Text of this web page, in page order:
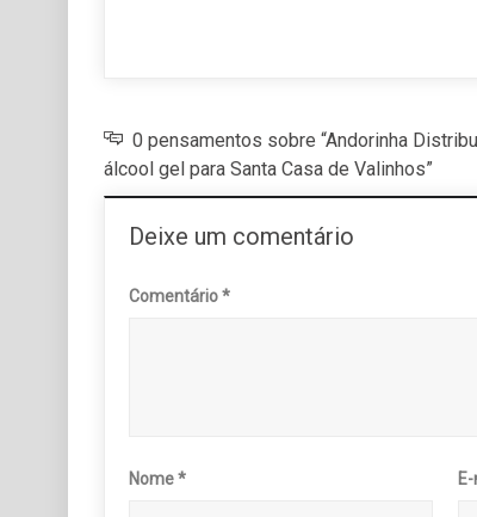
0 pensamentos sobre “Andorinha
álcool gel para Santa Casa de Valinhos”
Deixe um comentário
Comentário*
Nome*